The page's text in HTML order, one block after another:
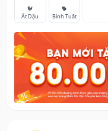
🐓
Ất Dậu
🐕
Bính Tuất